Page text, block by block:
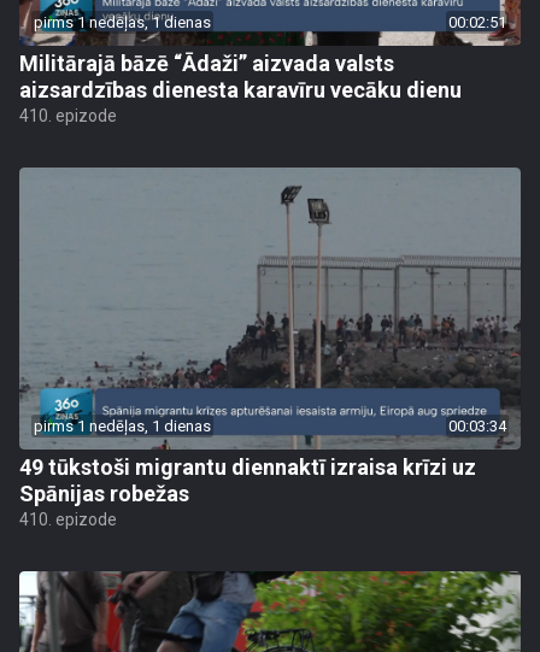
pirms 1 nedēļas, 1 dienas 00:02:51
Militārajā bāzē “Ādaži” aizvada valsts
aizsardzības dienesta karavīru vecāku dienu
410. epizode
pirms 1 nedēļas, 1 dienas 00:03:34
49 tūkstoši migrantu diennaktī izraisa krīzi uz
Spānijas robežas
410. epizode